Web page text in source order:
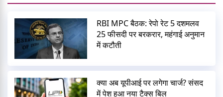
RBI MPC बैठक: रेपो रेट 5 दशमलव
25 फीसदी पर बरकरार, महंगाई अनुमान
में कटौती
क्या अब यूपीआई पर लगेगा चार्ज? संसद
में पेश हुआ नया टैक्स बिल